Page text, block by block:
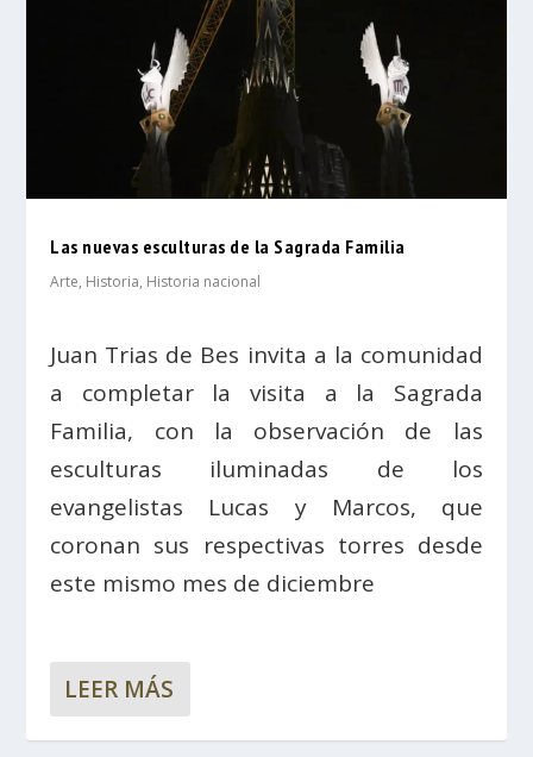
Las nuevas esculturas de la Sagrada Familia
Arte, Historia, Historia nacional
Juan Trias de Bes invita a la comunidad
a completar la visita a la Sagrada
Familia, con la observación de las
esculturas iluminadas de los
evangelistas Lucas y Marcos, que
coronan sus respectivas torres desde
este mismo mes de diciembre
LEER MÁS